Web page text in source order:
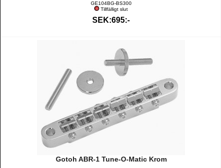
GE104BG-BS300
Tillfälligt slut
SEK:695:-
Gotoh ABR-1 Tune-O-Matic Krom